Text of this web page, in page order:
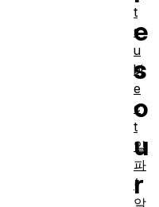
e
s
o
u
r
t
s
u
bj
e
c
t
알
파
(
알